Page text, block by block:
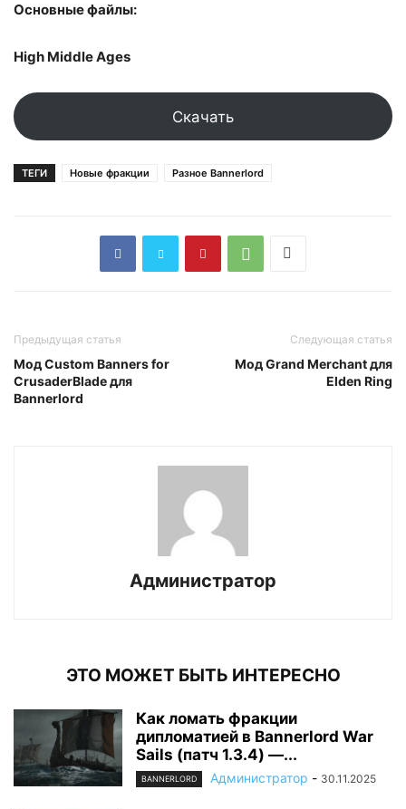
Основные файлы:
High Middle Ages
Скачать
ТЕГИ Новые фракции Разное Bannerlord
Предыдущая статья
Мод Custom Banners for
CrusaderBlade для
Bannerlord
Следующая статья
Мод Grand Merchant для
Elden Ring
Администратор
ЭТО МОЖЕТ БЫТЬ ИНТЕРЕСНО
Как ломать фракции
дипломатией в Bannerlord War
Sails (патч 1.3.4) —...
BANNERLORD Администратор - 30.11.2025